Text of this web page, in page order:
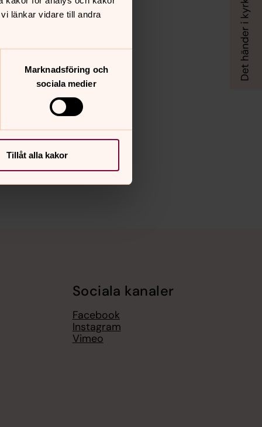
länkar vidare till andra
Marknadsföring och
sociala medier
Tillåt alla kakor
Sociala kanaler
Facebook
Instagram
Vimeo